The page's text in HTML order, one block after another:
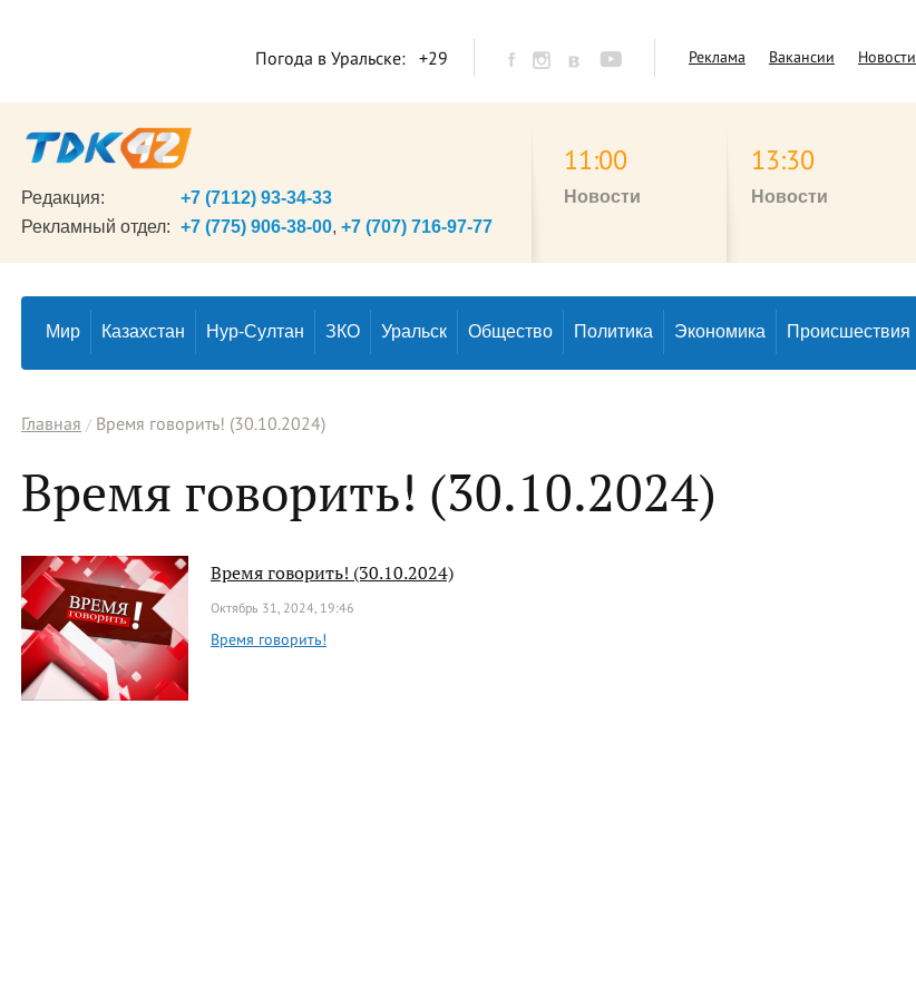
Погода в Уральске: +29 Реклама Вакансии Новости
Редакция:
+7 (7112) 93-34-33
Рекламный отдел: +7 (775) 906-38-00, +7 (707) 716-97-77
11:00
Новости
13:30
Новости
Мир Казахстан Нур-Султан ЗКО Уральск Общество Политика Экономика Происшествия
Главная Время говорить! (30.10.2024)
Время говорить! (30.10.2024)
Время говорить! (30.10.2024)
Октябрь 31, 2024, 19:46
Время говорить!